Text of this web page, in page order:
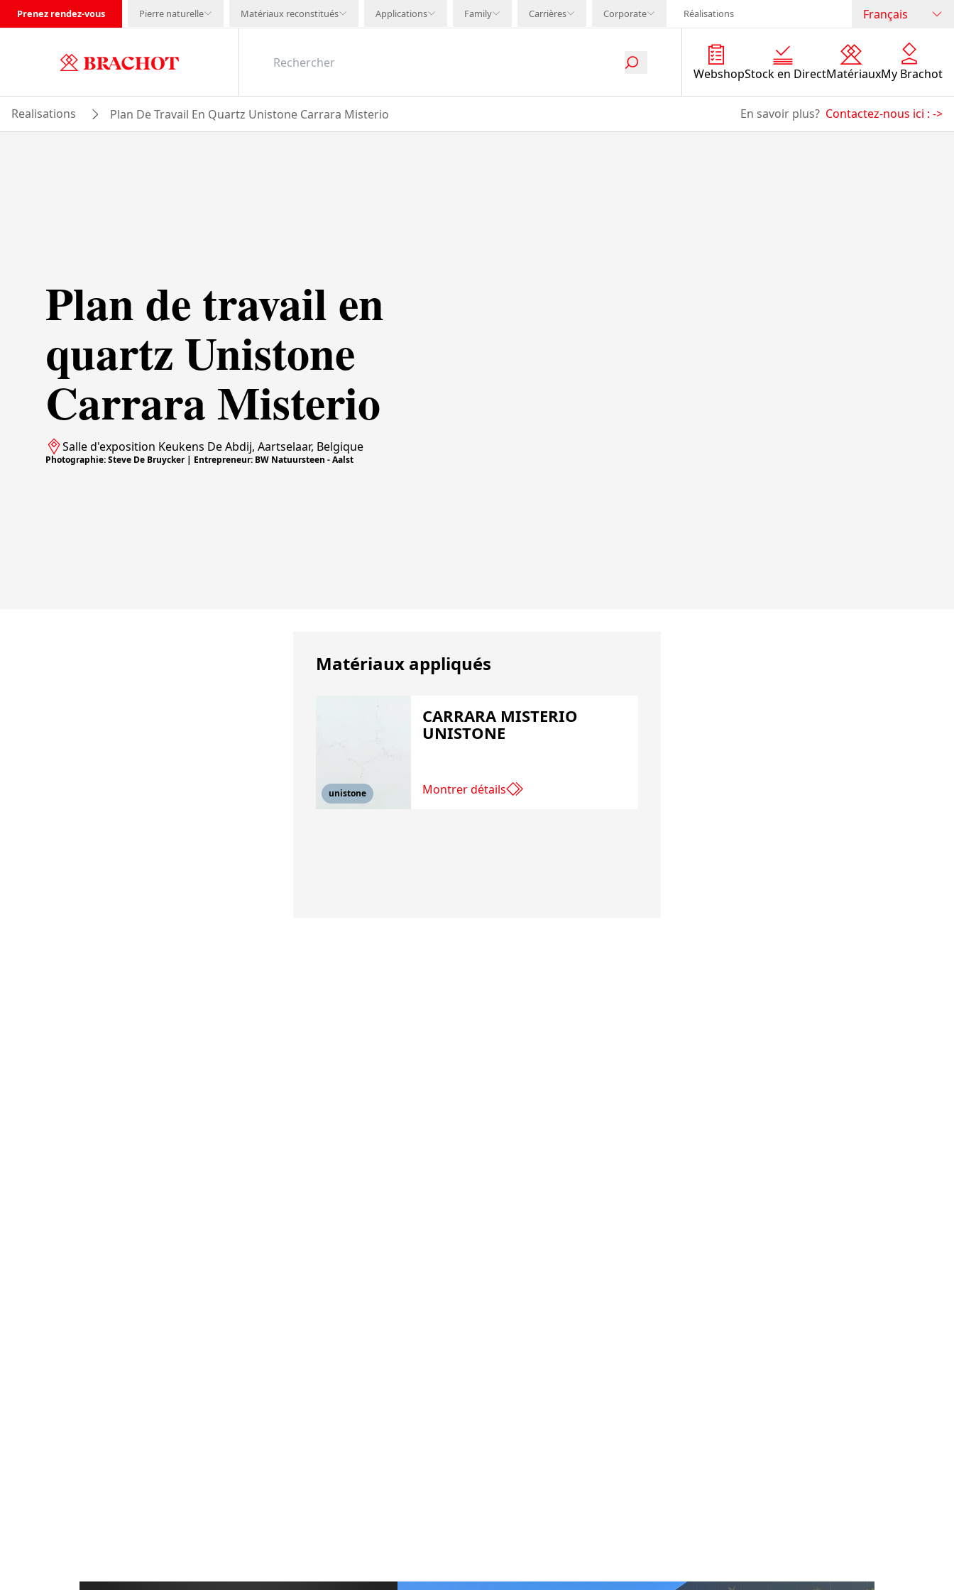
Prenez rendez-vous Pierre naturelle Matériaux reconstitués Applications Family Carrières Corporate Réalisations Français
WebshopStock en DirectMatériauxMy Brachot
Realisations Plan De Travail En Quartz Unistone Carrara Misterio En savoir plus? Contactez-nous ici : ->
Plan de travail en
quartz Unistone
Carrara Misterio
Salle d'exposition Keukens De Abdij, Aartselaar, Belgique
Photographie: Steve De Bruycker | Entrepreneur: BW Natuursteen - Aalst
Matériaux appliqués
unistone
CARRARA MISTERIO
UNISTONE
Montrer détails